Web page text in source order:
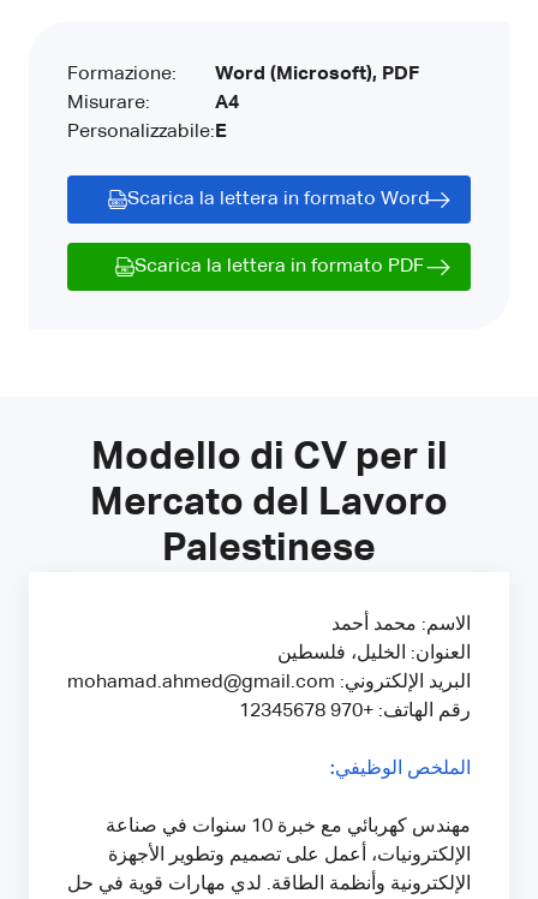
Formazione:
Misurare:
Personalizzabile:
Word (Microsoft), PDF
A4
E
Scarica la lettera in formato Word
Scarica la lettera in formato PDF
Modello di CV per il
Mercato del Lavoro
Palestinese
الاسم: محمد أحمد
العنوان: الخليل، فلسطين
البريد الإلكتروني: mohamad.ahmed@gmail.com
رقم الهاتف: +970 12345678
الملخص الوظيفي:
مهندس كهربائي مع خبرة 10 سنوات في صناعة
الإلكترونيات، أعمل على تصميم وتطوير الأجهزة
الإلكترونية وأنظمة الطاقة. لدي مهارات قوية في حل